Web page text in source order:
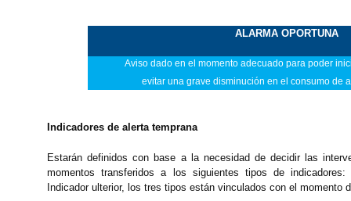
ALARMA OPORTUNA
Aviso dado en el momento adecuado para poder
evitar una grave disminución en el consumo de
Indicadores de alerta temprana
Estarán definidos con base a la necesidad de decidir las
momentos transferidos a los siguientes tipos de
Indicador ulterior, los tres tipos están vinculados con el momento